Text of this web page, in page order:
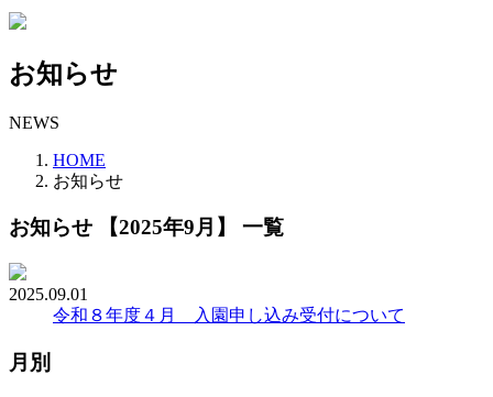
お知らせ
NEWS
HOME
お知らせ
お知らせ 【2025年9月】 一覧
2025.09.01
令和８年度４月 入園申し込み受付について
月別